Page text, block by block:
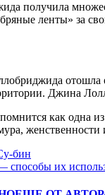
получила
ленты» за
отошла
Джина
как одна
бин
способы их